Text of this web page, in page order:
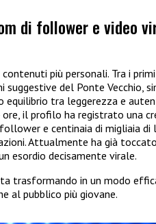
di follower e video
più personali. Tra i
del Ponte Vecchio,
equilibrio tra leggerezza e
il profilo ha registrato una
e centinaia di migliaia di
Attualmente ha già toccato
esordio decisamente virale.
trasformando in un modo
al pubblico più giovane.